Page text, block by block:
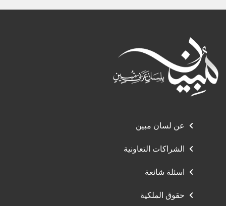
عن لسان مبين
الشراكات التعاونية
اسئلة شائعة
حقوق الملكية